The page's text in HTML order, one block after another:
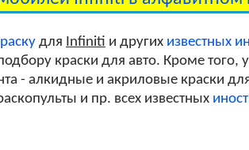
для Infiniti и других известных
краски для авто. Кроме того,
- алкидные и акриловые краски
и пр. всех известных